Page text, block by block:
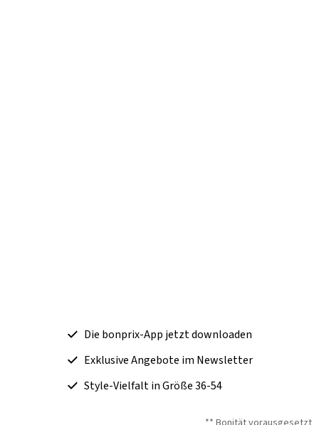
Die bonprix-App jetzt downloaden
Exklusive Angebote im Newsletter
Style-Vielfalt in Größe 36-54